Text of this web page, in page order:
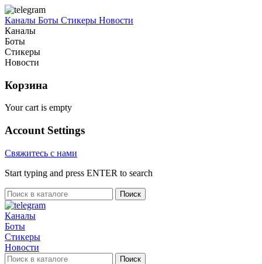
Каналы Боты Стикеры Новости
Каналы
Боты
Стикеры
Новости
Корзина
Your cart is empty
Account Settings
Свяжитесь с нами
Start typing and press ENTER to search
Поиск
Каналы
Боты
Стикеры
Новости
Поиск